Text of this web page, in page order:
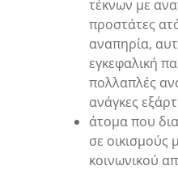
τέκνων με
προστάτες
αναπηρία,
εγκεφαλική
πολλαπλές
ανάγκες
άτομα που
σε οικισμούς
κοινωνικού